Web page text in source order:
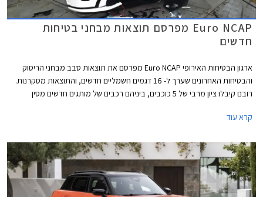
Euro NCAP מפרסם תוצאות מבחני בטיחות
חדשים
ארגון הבטיחות האירופי Euro NCAP מפרסם את תוצאות סבב מבחני הריסוק
והבטיחות האחרונים שערך ל- 16 דגמים חשמליים חדשים, והתוצאות מסקרנות.
רובם קיבלו ציון מרבי של 5 כוכבים, ביניהם רכבים של מותגים חדשים מסין
ציונים של 4 כוכבים וחלקם כמעט איבדו את הכוכב החמישי.
קרא עוד